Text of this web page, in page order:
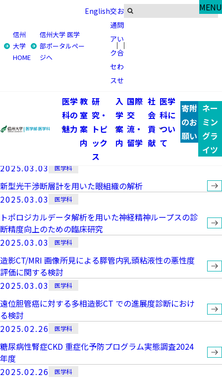
信州
大学
HOME
信州大学 医学
部ポータルペー
ジへ
English交
通
ア
ク
セ
ス
お
問
い
合
わ
せ
医学
科の
魅力
教
室
案
内
研
究・
トピ
ック
ス
入
学
案
内
国際
交
流・
留学
社
会
貢
献
医学
科に
つい
て
寄附
のお
願い
ネー
ミン
グラ
イツ
General
臨床研究にご協力いただけ
る方へ
臨床研究にご協力いただける方へ
臨床研究にご協力いただける方へ一覧
2025.03.03 医学科
新型光干渉断層計を用いた眼組織の解析
2025.03.03
医学科
トポロジカルデータ解析を用いた神経精神ループスの診
断精度向上のための臨床研究
2025.03.03
医学科
造影CT/MRI 画像所見による膵管内乳頭粘液性の悪性度
評価に関する検討
2025.03.03
医学科
遠位胆管癌に対する多相造影CT での進展度診断におけ
る検討
2025.02.26
医学科
糖尿病性腎症CKD 重症化予防プログラム実態調査2024
年度
2025.02.26
医学科
MENU